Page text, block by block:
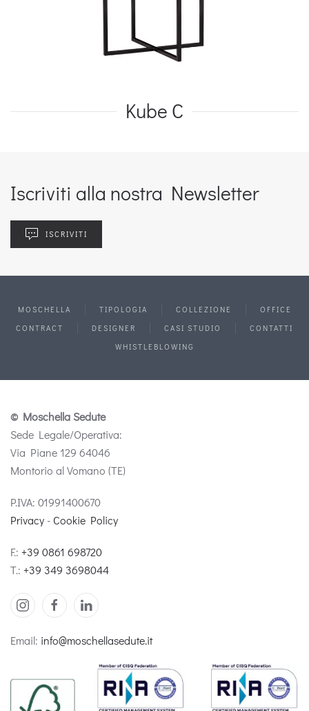
Kube C
Iscriviti alla nostra Newsletter
ISCRIVITI
MOSCHELLA TIPOLOGIA COLLEZIONE
OFFICE
CONTRACT
DESIGNER CASI STUDIO
CONTATTI
WHISTLEBLOWING
© Moschella Sedute
Sede Legale/Operativa:
Via Piane 129 64046
Montorio al Vomano (TE)
P.IVA: 01991400670
Privacy - Cookie Policy
F.: +39 0861 698720
T.: +39 349 3698044
Email: info@moschellasedute.it